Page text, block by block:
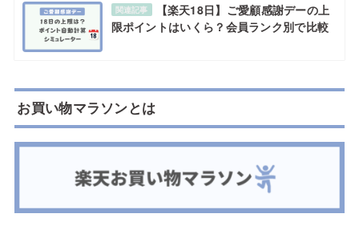
関連記事
【楽天18日】ご愛顧感謝デーの上
限ポイントはいくら？会員ランク別で比較
お買い物マラソンとは